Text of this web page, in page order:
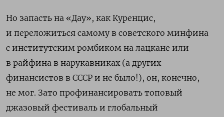
Но запасть на «Дау», как Куренцис,
и переложиться самому в советского минфина
с институтским ромбиком на лацкане или
в райфина в нарукавниках (а других
финансистов в СССР и не было!), он, конечно,
не мог. Зато профинансировать топовый
джазовый фестиваль и глобальный